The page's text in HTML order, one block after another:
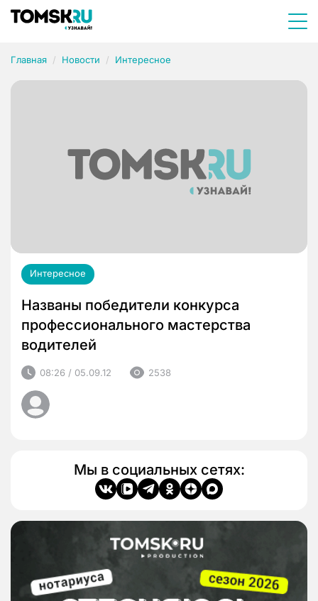
Главная Новости Интересное
Интересное
Названы победители конкурса
профессионального мастерства
водителей
08:26 / 05.09.12 2538
Мы в социальных сетях: